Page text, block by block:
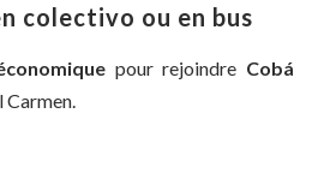
colectivo ou en bus
pour rejoindre Cobá